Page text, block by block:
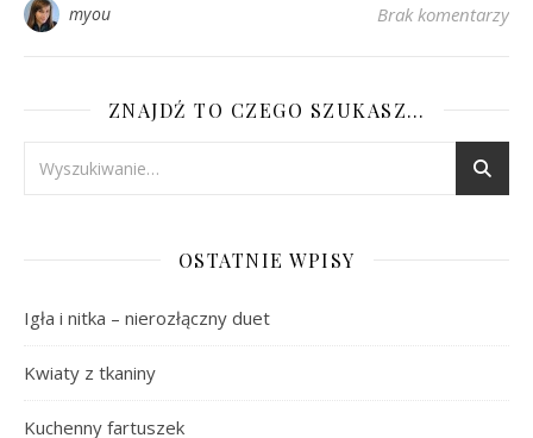
myou Brak komentarzy
ZNAJDŹ TO CZEGO SZUKASZ…
OSTATNIE WPISY
Igła i nitka – nierozłączny duet
Kwiaty z tkaniny
Kuchenny fartuszek